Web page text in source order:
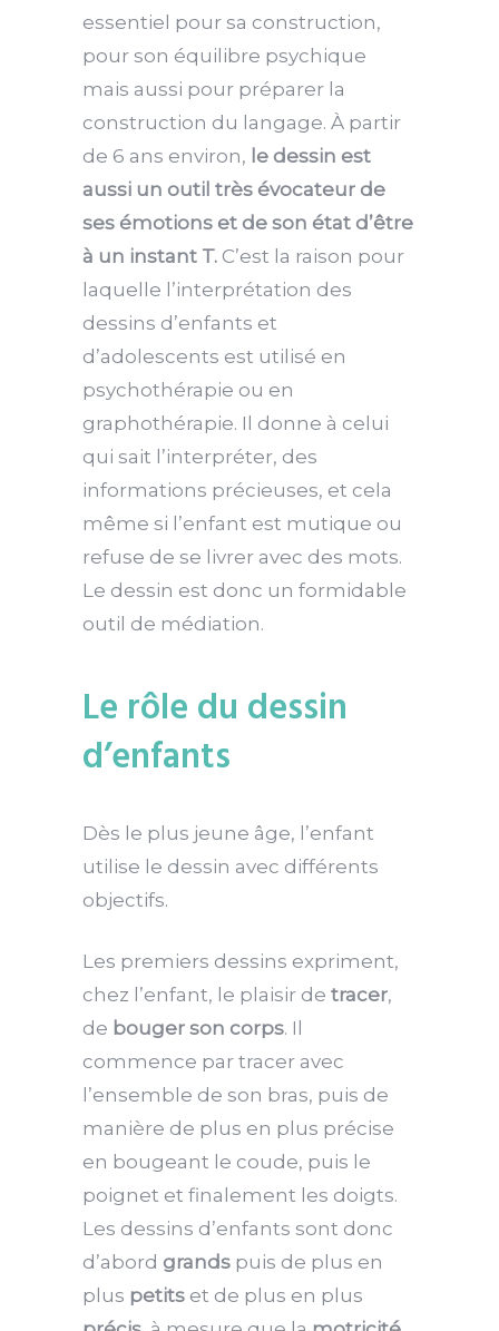
essentiel pour sa construction,
pour son équilibre psychique
mais aussi pour préparer la
construction du langage. À partir
de 6 ans environ, le dessin est
aussi un outil très évocateur de
ses émotions et de son état d’être
à un instant T. C’est la raison pour
laquelle l’interprétation des
dessins d’enfants et
d’adolescents est utilisé en
psychothérapie ou en
graphothérapie. Il donne à celui
qui sait l’interpréter, des
informations précieuses, et cela
même si l’enfant est mutique ou
refuse de se livrer avec des mots.
Le dessin est donc un formidable
outil de médiation.
Le rôle du dessin
d’enfants
Dès le plus jeune âge, l’enfant
utilise le dessin avec différents
objectifs.
Les premiers dessins expriment,
chez l’enfant, le plaisir de tracer,
de bouger son corps. Il
commence par tracer avec
l’ensemble de son bras, puis de
manière de plus en plus précise
en bougeant le coude, puis le
poignet et finalement les doigts.
Les dessins d’enfants sont donc
d’abord grands puis de plus en
plus petits et de plus en plus